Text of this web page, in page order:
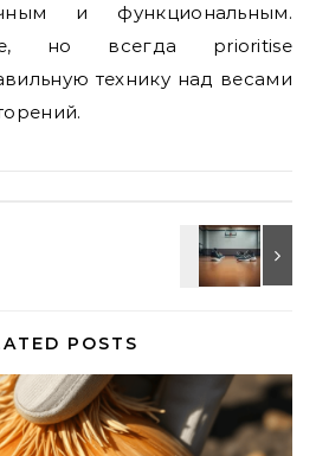
и функциональным.
но всегда prioritise
технику над весами
POSTS